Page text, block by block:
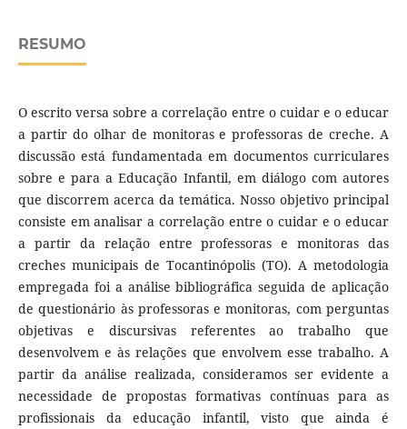
RESUMO
O escrito versa sobre a correlação entre o cuidar e o educar
a partir do olhar de monitoras e professoras de creche. A
discussão está fundamentada em documentos curriculares
sobre e para a Educação Infantil, em diálogo com autores
que discorrem acerca da temática. Nosso objetivo principal
consiste em analisar a correlação entre o cuidar e o educar
a partir da relação entre professoras e monitoras das
creches municipais de Tocantinópolis (TO). A metodologia
empregada foi a análise bibliográfica seguida de aplicação
de questionário às professoras e monitoras, com perguntas
objetivas e discursivas referentes ao trabalho que
desenvolvem e às relações que envolvem esse trabalho. A
partir da análise realizada, consideramos ser evidente a
necessidade de propostas formativas contínuas para as
profissionais da educação infantil, visto que ainda é